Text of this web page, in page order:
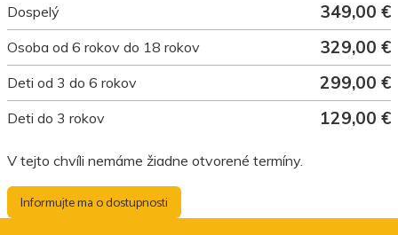
Dospelý 349,00 €
Osoba od 6 rokov do 18 rokov 329,00 €
Deti od 3 do 6 rokov 299,00 €
Deti do 3 rokov 129,00 €
V tejto chvíli nemáme žiadne otvorené termíny.
Informujte ma o dostupnosti